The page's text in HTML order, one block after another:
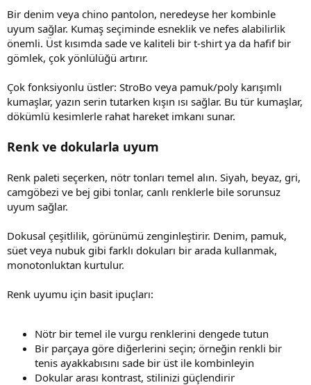
Bir denim veya chino pantolon, neredeyse her kombinle
uyum sağlar. Kumaş seçiminde esneklik ve nefes alabilirlik
önemli. Üst kısımda sade ve kaliteli bir t-shirt ya da hafif bir
gömlek, çok yönlülüğü artırır.
Çok fonksiyonlu üstler: StroBo veya pamuk/poly karışımlı
kumaşlar, yazın serin tutarken kışın ısı sağlar. Bu tür kumaşlar,
dökümlü kesimlerle rahat hareket imkanı sunar.
Renk ve dokularla uyum
Renk paleti seçerken, nötr tonları temel alın. Siyah, beyaz, gri,
camgöbezi ve bej gibi tonlar, canlı renklerle bile sorunsuz
uyum sağlar.
Dokusal çeşitlilik, görünümü zenginleştirir. Denim, pamuk,
süet veya nubuk gibi farklı dokuları bir arada kullanmak,
monotonluktan kurtulur.
Renk uyumu için basit ipuçları:
Nötr bir temel ile vurgu renklerini dengede tutun
Bir parçaya göre diğerlerini seçin; örneğin renkli bir
tenis ayakkabısını sade bir üst ile kombinleyin
Dokular arası kontrast, stilinizi güçlendirir